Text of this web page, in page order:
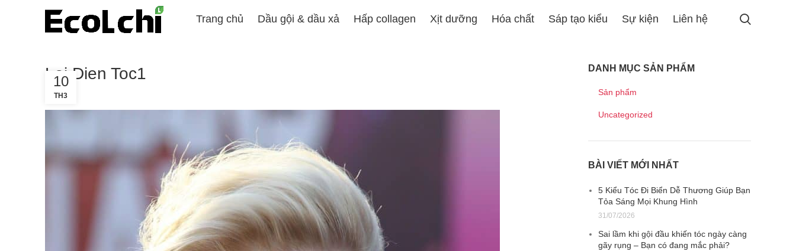
Trang chủ Dầu gội & dầu xả Hấp collagen Xịt dưỡng Hóa chất Sáp tạo kiểu Sự kiện Liên hệ
Loi Dien Toc1
10
TH3
DANH MỤC SẢN PHẨM
Sản phẩm
Uncategorized
BÀI VIẾT MỚI NHẤT
5 Kiểu Tóc Đi Biển Dễ Thương Giúp Bạn
Tỏa Sáng Mọi Khung Hình
31/07/2026
Sai lầm khi gội đầu khiến tóc ngày càng
gãy rụng – Bạn có đang mắc phải?